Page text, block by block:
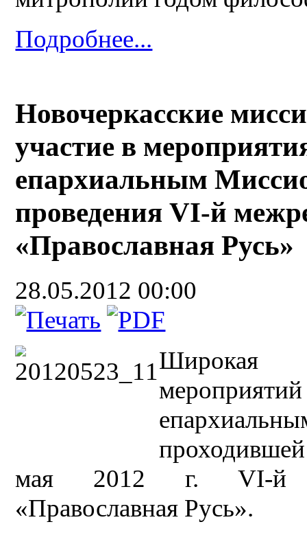
Подробнее...
Новочеркасские
участие в
епархиальным
проведения VI-й
«Православная Русь»
28.05.2012 00:00
Широкая
мая 2012 г. VI-й
«Православная Русь».